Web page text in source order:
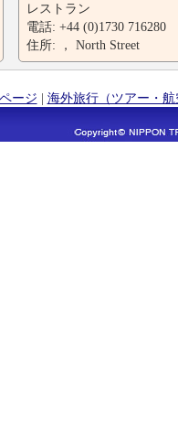
レストラン
電話: +44 (0)1730 716280
住所: ， North Street
ージ | 海外旅行（ツアー・航